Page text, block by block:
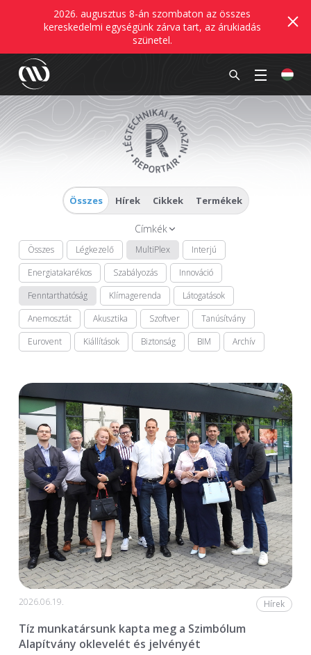
2026. augusztus 8-án szombaton az összes
kereskedelmi egységünk zárva tart, az árukiadás
szünetel.
Összes Hírek Cikkek Termékek
Címkék
Összes Légkezelő MultiPlex
Interjú
Energiatakarékos
Szabályozás
Innováció
Fenntarthatóság
Klímagerenda
Látogatások
Anemosztát
Akusztika Szoftver
Tanúsítvány
Eurovent
Kiállítások Biztonság BIM Archív
2026.06.19. Hírek
Tíz munkatársunk kapta meg a Szimbólum
Alapítvány oklevelét és jelvényét